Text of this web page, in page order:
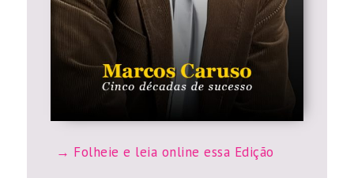
Folheie e leia online essa Edição